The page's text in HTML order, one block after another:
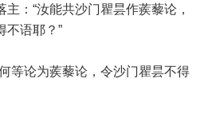
：“汝能共沙门瞿昙作蒺藜论，
不语耶？”
等论为蒺藜论，令沙门瞿昙不得